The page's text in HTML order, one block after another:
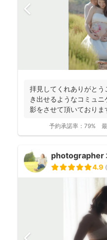
拝見してくれありがとう
き出せるようなコミュ
影をさせて頂いており
予約承諾率： 79%
photographer
4.9 (